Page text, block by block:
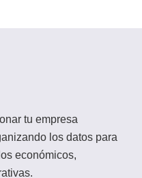
tu empresa
los datos para
económicos,